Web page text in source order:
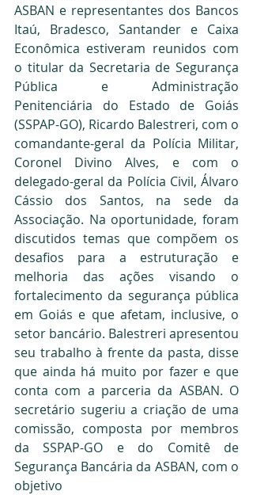
ASBAN e representantes dos Bancos
Itaú, Bradesco, Santander e Caixa
Econômica estiveram reunidos com
o titular da Secretaria de Segurança
Pública e Administração
Penitenciária do Estado de Goiás
(SSPAP-GO), Ricardo Balestreri, com o
comandante-geral da Polícia Militar,
Coronel Divino Alves, e com o
delegado-geral da Polícia Civil, Álvaro
Cássio dos Santos, na sede da
Associação. Na oportunidade, foram
discutidos temas que compõem os
desafios para a estruturação e
melhoria das ações visando o
fortalecimento da segurança pública
em Goiás e que afetam, inclusive, o
setor bancário. Balestreri apresentou
seu trabalho à frente da pasta, disse
que ainda há muito por fazer e que
conta com a parceria da ASBAN. O
secretário sugeriu a criação de uma
comissão, composta por membros
da SSPAP-GO e do Comitê de
Segurança Bancária da ASBAN, com o
objetivo